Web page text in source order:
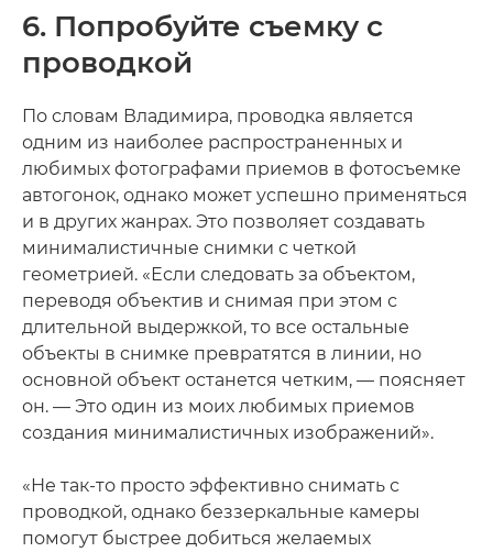
6. Попробуйте съемку с
проводкой
По словам Владимира, проводка является
одним из наиболее распространенных и
любимых фотографами приемов в фотосъемке
автогонок, однако может успешно применяться
и в других жанрах. Это позволяет создавать
минималистичные снимки с четкой
геометрией. «Если следовать за объектом,
переводя объектив и снимая при этом с
длительной выдержкой, то все остальные
объекты в снимке превратятся в линии, но
основной объект останется четким, — поясняет
он. — Это один из моих любимых приемов
создания минималистичных изображений».
«Не так-то просто эффективно снимать с
проводкой, однако беззеркальные камеры
помогут быстрее добиться желаемых